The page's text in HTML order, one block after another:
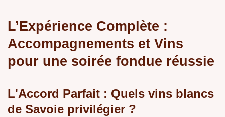
L’Expérience Complète :
Accompagnements et Vins
pour une soirée fondue réussie
L'Accord Parfait : Quels vins blancs
de Savoie privilégier ?